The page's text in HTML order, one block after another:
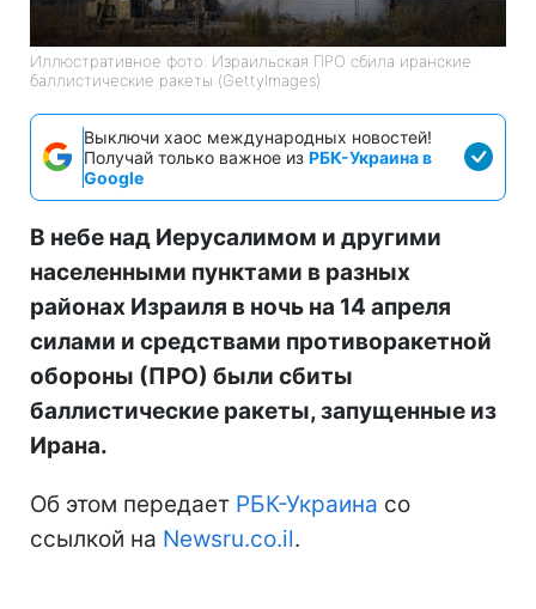
Иллюстративное фото: Израильская ПРО сбила иранские
баллистические ракеты (GettyImages)
Выключи хаос международных новостей!
Получай только важное из РБК-Украина в
Google
В небе над Иерусалимом и другими
населенными пунктами в разных
районах Израиля в ночь на 14 апреля
силами и средствами противоракетной
обороны (ПРО) были сбиты
баллистические ракеты, запущенные из
Ирана.
Об этом передает РБК-Украина со
ссылкой на Newsru.co.il.